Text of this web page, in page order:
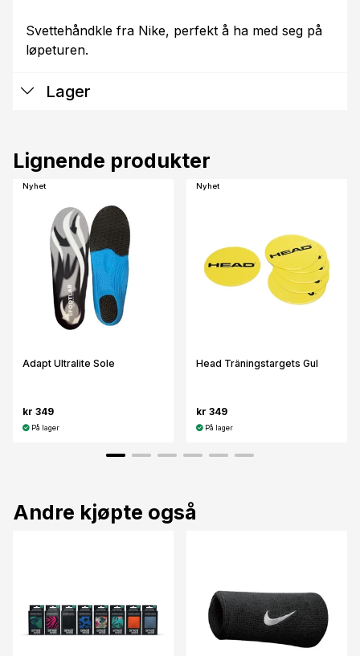
Svettehåndkle fra Nike, perfekt å ha med seg på
løpeturen.
Lager
Lignende produkter
Nyhet
Adapt Ultralite Sole
kr 349
På lager
Nyhet
Head Träningstargets Gul
kr 349
På lager
Andre kjøpte også